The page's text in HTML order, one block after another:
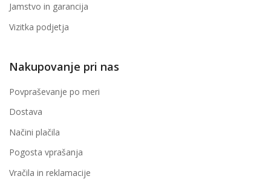
Jamstvo in garancija
Vizitka podjetja
Nakupovanje pri nas
Povpraševanje po meri
Dostava
Načini plačila
Pogosta vprašanja
Vračila in reklamacije